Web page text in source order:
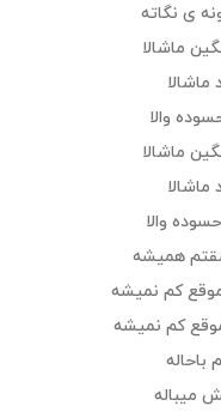
ی نگاته
ماشالا
والا
ماشالا
والا
همیشه
کم نمیشه
کم نمیشه
میباله